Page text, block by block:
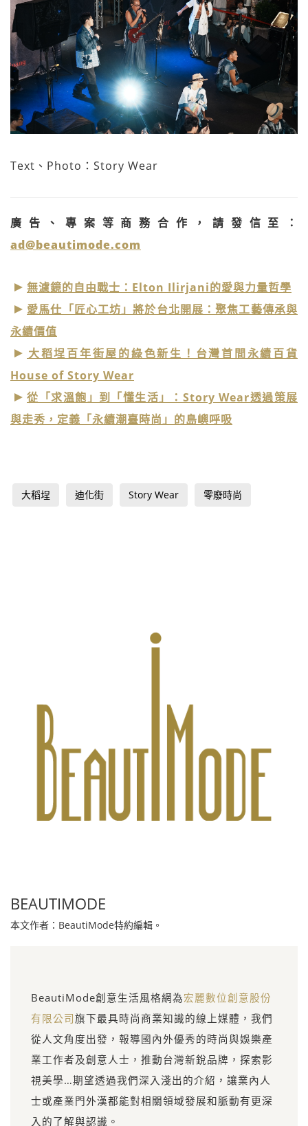
Text、Photo：Story Wear
廣告、專案等商務合作，請發信至：
ad@beautimode.com
無濾鏡的自由戰士：Elton Ilirjani的愛與力量哲學
愛馬仕「匠心工坊」將於台北開展：聚焦工藝傳承與
永續價值
大稻埕百年街屋的綠色新生！台灣首間永續百貨
House of Story Wear
從「求溫飽」到「懂生活」：Story Wear透過策展
與走秀，定義「永續潮臺時尚」的島嶼呼吸
大稻埕 迪化街 Story Wear 零廢時尚
BEAUTIMODE
本文作者：BeautiMode特約編輯。
BeautiMode創意生活風格網為宏麗數位創意股份
有限公司旗下最具時尚商業知識的線上媒體，我們
從人文角度出發，報導國內外優秀的時尚與娛樂產
業工作者及創意人士，推動台灣新銳品牌，探索影
視美學…期望透過我們深入淺出的介紹，讓業內人
士或產業門外漢都能對相關領域發展和脈動有更深
入的了解與認識。